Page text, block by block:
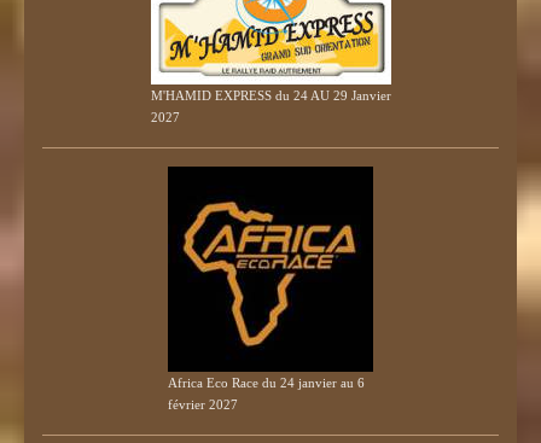
M'HAMID EXPRESS du 24 AU 29 Janvier
2027
Africa Eco Race du 24 janvier au 6
février 2027